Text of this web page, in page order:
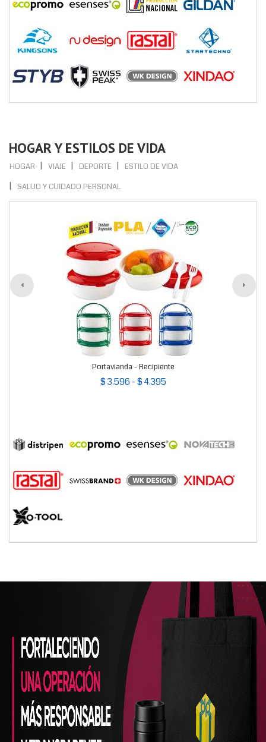
HOGAR Y ESTILOS DE VIDA
HOGAR VIAJE DEPORTE
ESTILO DE VIDA
SALUD Y CUIDADO PERSONAL
Portavianda - Recipiente
$ 3.596 - $ 4.395